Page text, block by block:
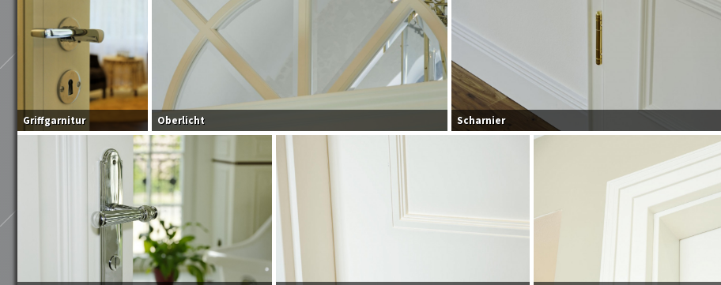
Griffgarnitur Oberlicht Scharnier